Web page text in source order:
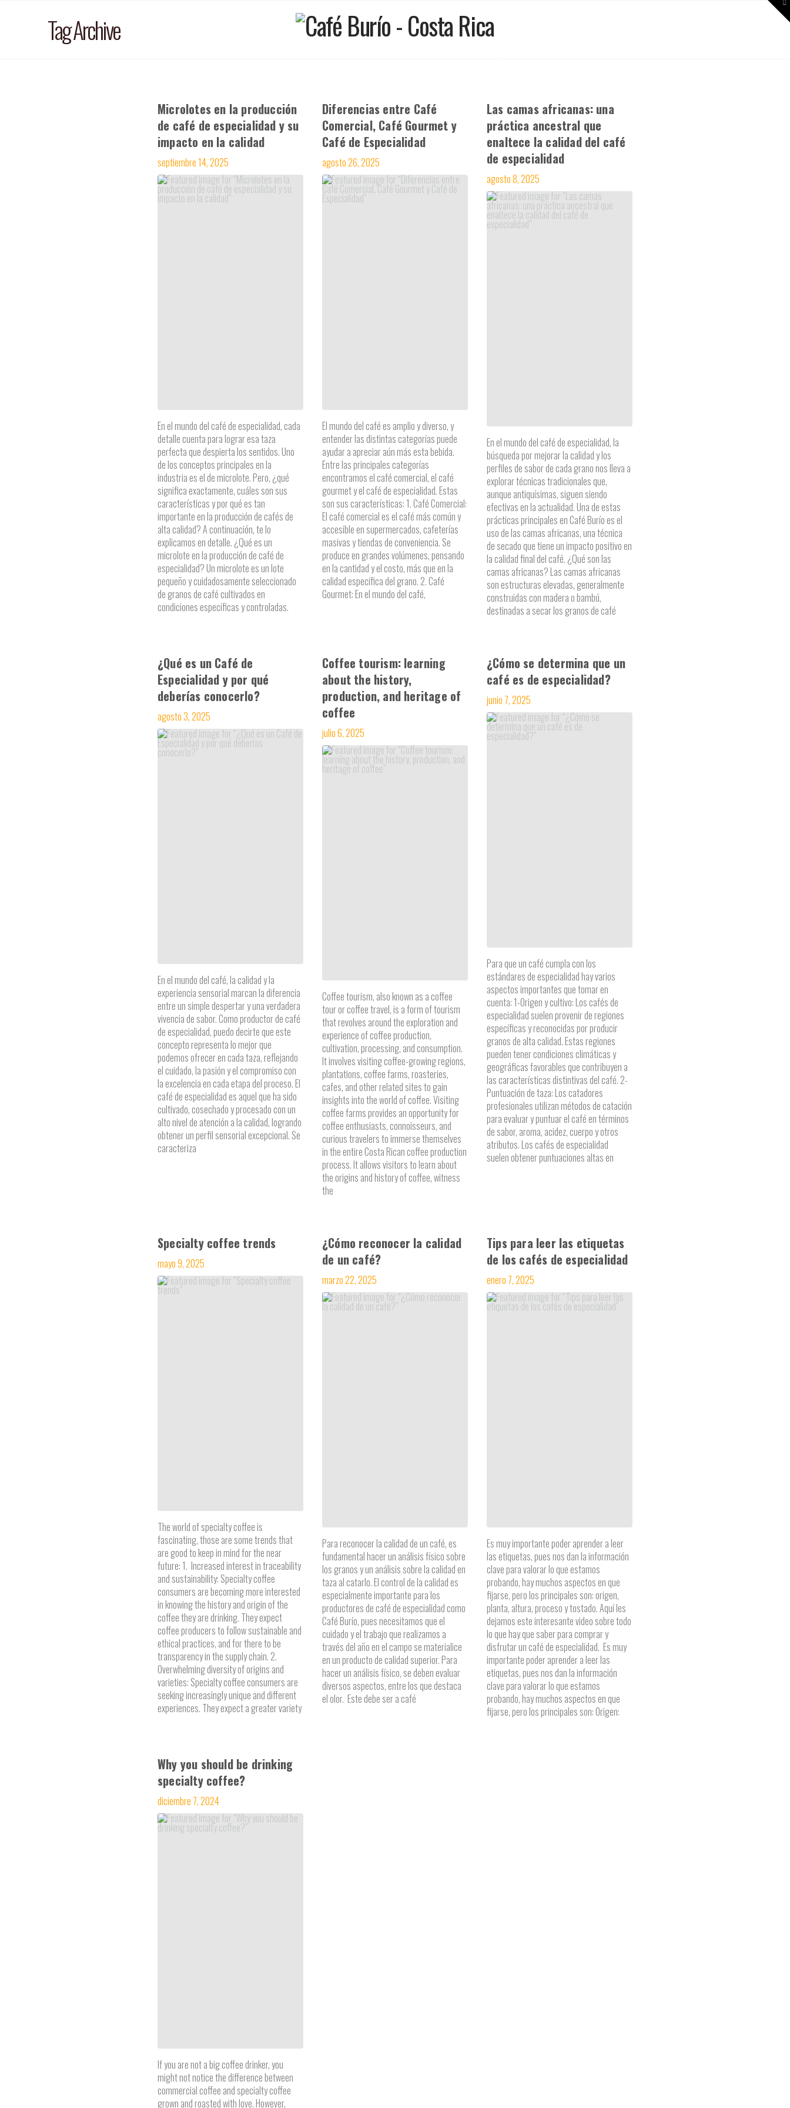
Tag Archive
Microlotes en la producción
de café de especialidad y su
impacto en la calidad
septiembre 14, 2025
En el mundo del café de especialidad, cada
detalle cuenta para lograr esa taza
perfecta que despierta los sentidos. Uno
de los conceptos principales en la
industria es el de microlote. Pero, ¿qué
significa exactamente, cuáles son sus
características y por qué es tan
importante en la producción de cafés de
alta calidad? A continuación, te lo
explicamos en detalle. ¿Qué es un
microlote en la producción de café de
especialidad? Un microlote es un lote
pequeño y cuidadosamente seleccionado
de granos de café cultivados en
condiciones específicas y controladas.
Diferencias entre Café
Comercial, Café Gourmet y
Café de Especialidad
agosto 26, 2025
El mundo del café es amplio y diverso, y
entender las distintas categorías puede
ayudar a apreciar aún más esta bebida.
Entre las principales categorías
encontramos el café comercial, el café
gourmet y el café de especialidad. Estas
son sus características: 1. Café Comercial:
El café comercial es el café más común y
accesible en supermercados, cafeterías
masivas y tiendas de conveniencia. Se
produce en grandes volúmenes, pensando
en la cantidad y el costo, más que en la
calidad específica del grano. 2. Café
Gourmet: En el mundo del café,
Las camas africanas: una
práctica ancestral que
enaltece la calidad del café
de especialidad
agosto 8, 2025
En el mundo del café de especialidad, la
búsqueda por mejorar la calidad y los
perfiles de sabor de cada grano nos lleva a
explorar técnicas tradicionales que,
aunque antiquísimas, siguen siendo
efectivas en la actualidad. Una de estas
prácticas principales en Café Burío es el
uso de las camas africanas, una técnica
de secado que tiene un impacto positivo en
la calidad final del café. ¿Qué son las
camas africanas? Las camas africanas
son estructuras elevadas, generalmente
construidas con madera o bambú,
destinadas a secar los granos de café
¿Qué es un Café de
Especialidad y por qué
deberías conocerlo?
agosto 3, 2025
En el mundo del café, la calidad y la
experiencia sensorial marcan la diferencia
entre un simple despertar y una verdadera
vivencia de sabor. Como productor de café
de especialidad, puedo decirte que este
concepto representa lo mejor que
podemos ofrecer en cada taza, reflejando
el cuidado, la pasión y el compromiso con
la excelencia en cada etapa del proceso. El
café de especialidad es aquel que ha sido
cultivado, cosechado y procesado con un
alto nivel de atención a la calidad, logrando
obtener un perfil sensorial excepcional. Se
caracteriza
Coffee tourism: learning
about the history,
production, and heritage of
coffee
julio 6, 2025
Coffee tourism, also known as a coffee
tour or coffee travel, is a form of tourism
that revolves around the exploration and
experience of coffee production,
cultivation, processing, and consumption.
It involves visiting coffee-growing regions,
plantations, coffee farms, roasteries,
cafes, and other related sites to gain
insights into the world of coffee. Visiting
coffee farms provides an opportunity for
coffee enthusiasts, connoisseurs, and
curious travelers to immerse themselves
in the entire Costa Rican coffee production
process. It allows visitors to learn about
the origins and history of coffee, witness
the
¿Cómo se determina que un
café es de especialidad?
junio 7, 2025
Para que un café cumpla con los
estándares de especialidad hay varios
aspectos importantes que tomar en
cuenta: 1-Origen y cultivo: Los cafés de
especialidad suelen provenir de regiones
específicas y reconocidas por producir
granos de alta calidad. Estas regiones
pueden tener condiciones climáticas y
geográficas favorables que contribuyen a
las características distintivas del café. 2-
Puntuación de taza: Los catadores
profesionales utilizan métodos de catación
para evaluar y puntuar el café en términos
de sabor, aroma, acidez, cuerpo y otros
atributos. Los cafés de especialidad
suelen obtener puntuaciones altas en
Specialty coffee trends
mayo 9, 2025
The world of specialty coffee is
fascinating, those are some trends that
are good to keep in mind for the near
future: 1. Increased interest in traceability
and sustainability: Specialty coffee
consumers are becoming more interested
in knowing the history and origin of the
coffee they are drinking. They expect
coffee producers to follow sustainable and
ethical practices, and for there to be
transparency in the supply chain. 2.
Overwhelming diversity of origins and
varieties: Specialty coffee consumers are
seeking increasingly unique and different
experiences. They expect a greater variety
¿Cómo reconocer la calidad
de un café?
marzo 22, 2025
Para reconocer la calidad de un café, es
fundamental hacer un análisis físico sobre
los granos y un análisis sobre la calidad en
taza al catarlo. El control de la calidad es
especialmente importante para los
productores de café de especialidad como
Café Burío, pues necesitamos que el
cuidado y el trabajo que realizamos a
través del año en el campo se materialice
en un producto de calidad superior. Para
hacer un análisis físico, se deben evaluar
diversos aspectos, entre los que destaca
el olor. Este debe ser a café
Tips para leer las etiquetas
de los cafés de especialidad
enero 7, 2025
Es muy importante poder aprender a leer
las etiquetas, pues nos dan la información
clave para valorar lo que estamos
probando, hay muchos aspectos en que
fijarse, pero los principales son: origen,
planta, altura, proceso y tostado. Aquí les
dejamos este interesante video sobre todo
lo que hay que saber para comprar y
disfrutar un café de especialidad. Es muy
importante poder aprender a leer las
etiquetas, pues nos dan la información
clave para valorar lo que estamos
probando, hay muchos aspectos en que
fijarse, pero los principales son: Origen:
Why you should be drinking
specialty coffee?
diciembre 7, 2024
If you are not a big coffee drinker, you
might not notice the difference between
commercial coffee and specialty coffee
grown and roasted with love. However,